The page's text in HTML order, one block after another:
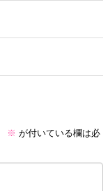
※ が付いている欄は必